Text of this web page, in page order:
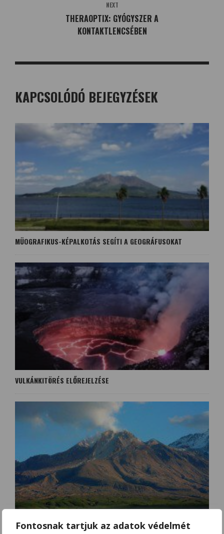
Fontosnak tartjuk az adatok védelmét
NEXT
THERAOPTIX: GYÓGYSZER A
KONTAKTLENCSÉBEN
KAPCSOLÓDÓ BEJEGYZÉSEK
MÜOGRAFIKUS-KÉPALKOTÁS SEGÍTI A GEOGRÁFUSOKAT
VULKÁNKITÖRÉS ELŐREJELZÉSE
A SIVELUCS VULKÁN ÚJRA AKTÍV